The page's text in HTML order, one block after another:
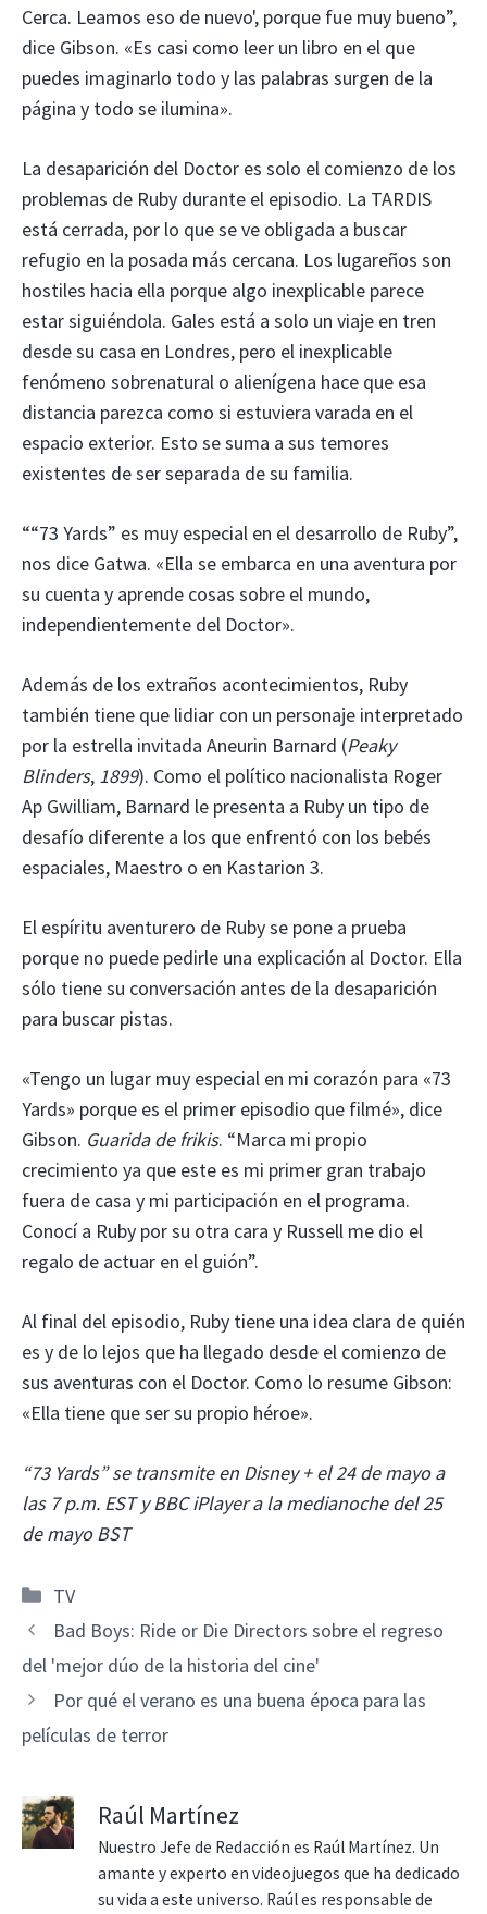
Cerca. Leamos eso de nuevo', porque fue muy bueno”,
dice Gibson. «Es casi como leer un libro en el que
puedes imaginarlo todo y las palabras surgen de la
página y todo se ilumina».
La desaparición del Doctor es solo el comienzo de los
problemas de Ruby durante el episodio. La TARDIS
está cerrada, por lo que se ve obligada a buscar
refugio en la posada más cercana. Los lugareños son
hostiles hacia ella porque algo inexplicable parece
estar siguiéndola. Gales está a solo un viaje en tren
desde su casa en Londres, pero el inexplicable
fenómeno sobrenatural o alienígena hace que esa
distancia parezca como si estuviera varada en el
espacio exterior. Esto se suma a sus temores
existentes de ser separada de su familia.
““73 Yards” es muy especial en el desarrollo de Ruby”,
nos dice Gatwa. «Ella se embarca en una aventura por
su cuenta y aprende cosas sobre el mundo,
independientemente del Doctor».
Además de los extraños acontecimientos, Ruby
también tiene que lidiar con un personaje interpretado
por la estrella invitada Aneurin Barnard (Peaky
Blinders, 1899). Como el político nacionalista Roger
Ap Gwilliam, Barnard le presenta a Ruby un tipo de
desafío diferente a los que enfrentó con los bebés
espaciales, Maestro o en Kastarion 3.
El espíritu aventurero de Ruby se pone a prueba
porque no puede pedirle una explicación al Doctor. Ella
sólo tiene su conversación antes de la desaparición
para buscar pistas.
«Tengo un lugar muy especial en mi corazón para «73
Yards» porque es el primer episodio que filmé», dice
Gibson. Guarida de frikis. “Marca mi propio
crecimiento ya que este es mi primer gran trabajo
fuera de casa y mi participación en el programa.
Conocí a Ruby por su otra cara y Russell me dio el
regalo de actuar en el guión”.
Al final del episodio, Ruby tiene una idea clara de quién
es y de lo lejos que ha llegado desde el comienzo de
sus aventuras con el Doctor. Como lo resume Gibson:
«Ella tiene que ser su propio héroe».
“73 Yards” se transmite en Disney + el 24 de mayo a
las 7 p.m. EST y BBC iPlayer a la medianoche del 25
de mayo BST
Categorías
TV
Bad Boys: Ride or Die Directors sobre el regreso
del 'mejor dúo de la historia del cine'
Por qué el verano es una buena época para las
películas de terror
Raúl Martínez
Nuestro Jefe de Redacción es Raúl Martínez. Un
amante y experto en videojuegos que ha dedicado
su vida a este universo. Raúl es responsable de